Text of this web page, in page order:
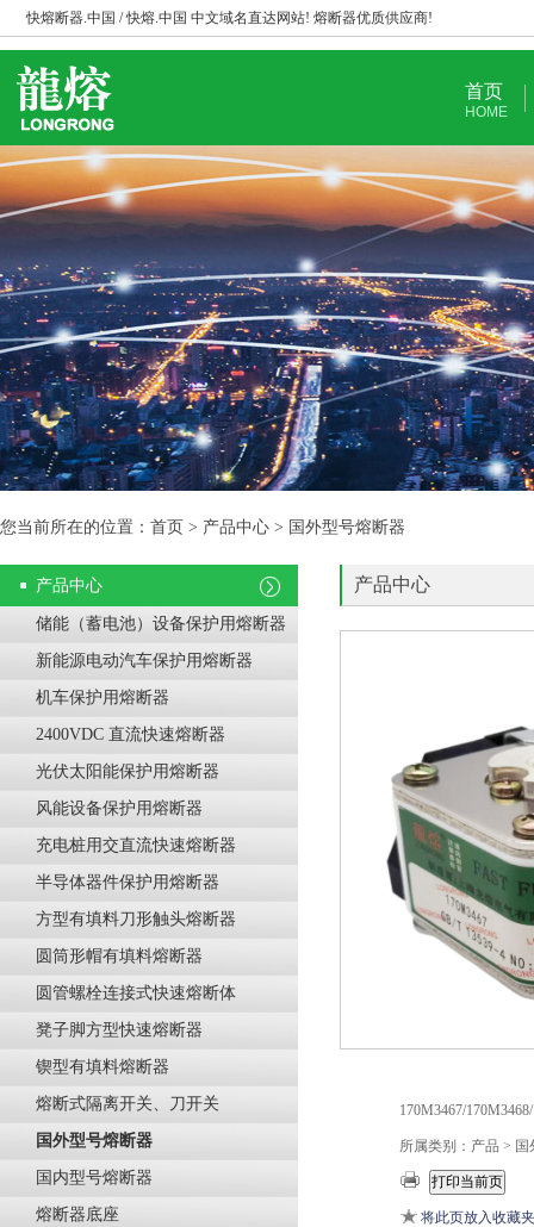
快熔断器.中国 / 快熔.中国 中文域名直达网站! 熔断器优质供应商!
首页
HOME
您当前所在的位置：首页 > 产品中心 > 国外型号熔断器
产品中心
储能（蓄电池）设备保护用熔断器
新能源电动汽车保护用熔断器
机车保护用熔断器
2400VDC 直流快速熔断器
光伏太阳能保护用熔断器
风能设备保护用熔断器
充电桩用交直流快速熔断器
半导体器件保护用熔断器
方型有填料刀形触头熔断器
圆筒形帽有填料熔断器
圆管螺栓连接式快速熔断体
凳子脚方型快速熔断器
锲型有填料熔断器
熔断式隔离开关、刀开关
国外型号熔断器
国内型号熔断器
熔断器底座
产品中心
170M3467/
所属类别：产品 >
将此页放入收藏夹